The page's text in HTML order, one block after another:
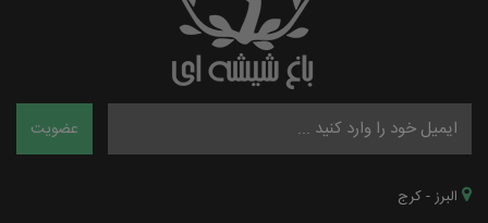
البرز - کرج